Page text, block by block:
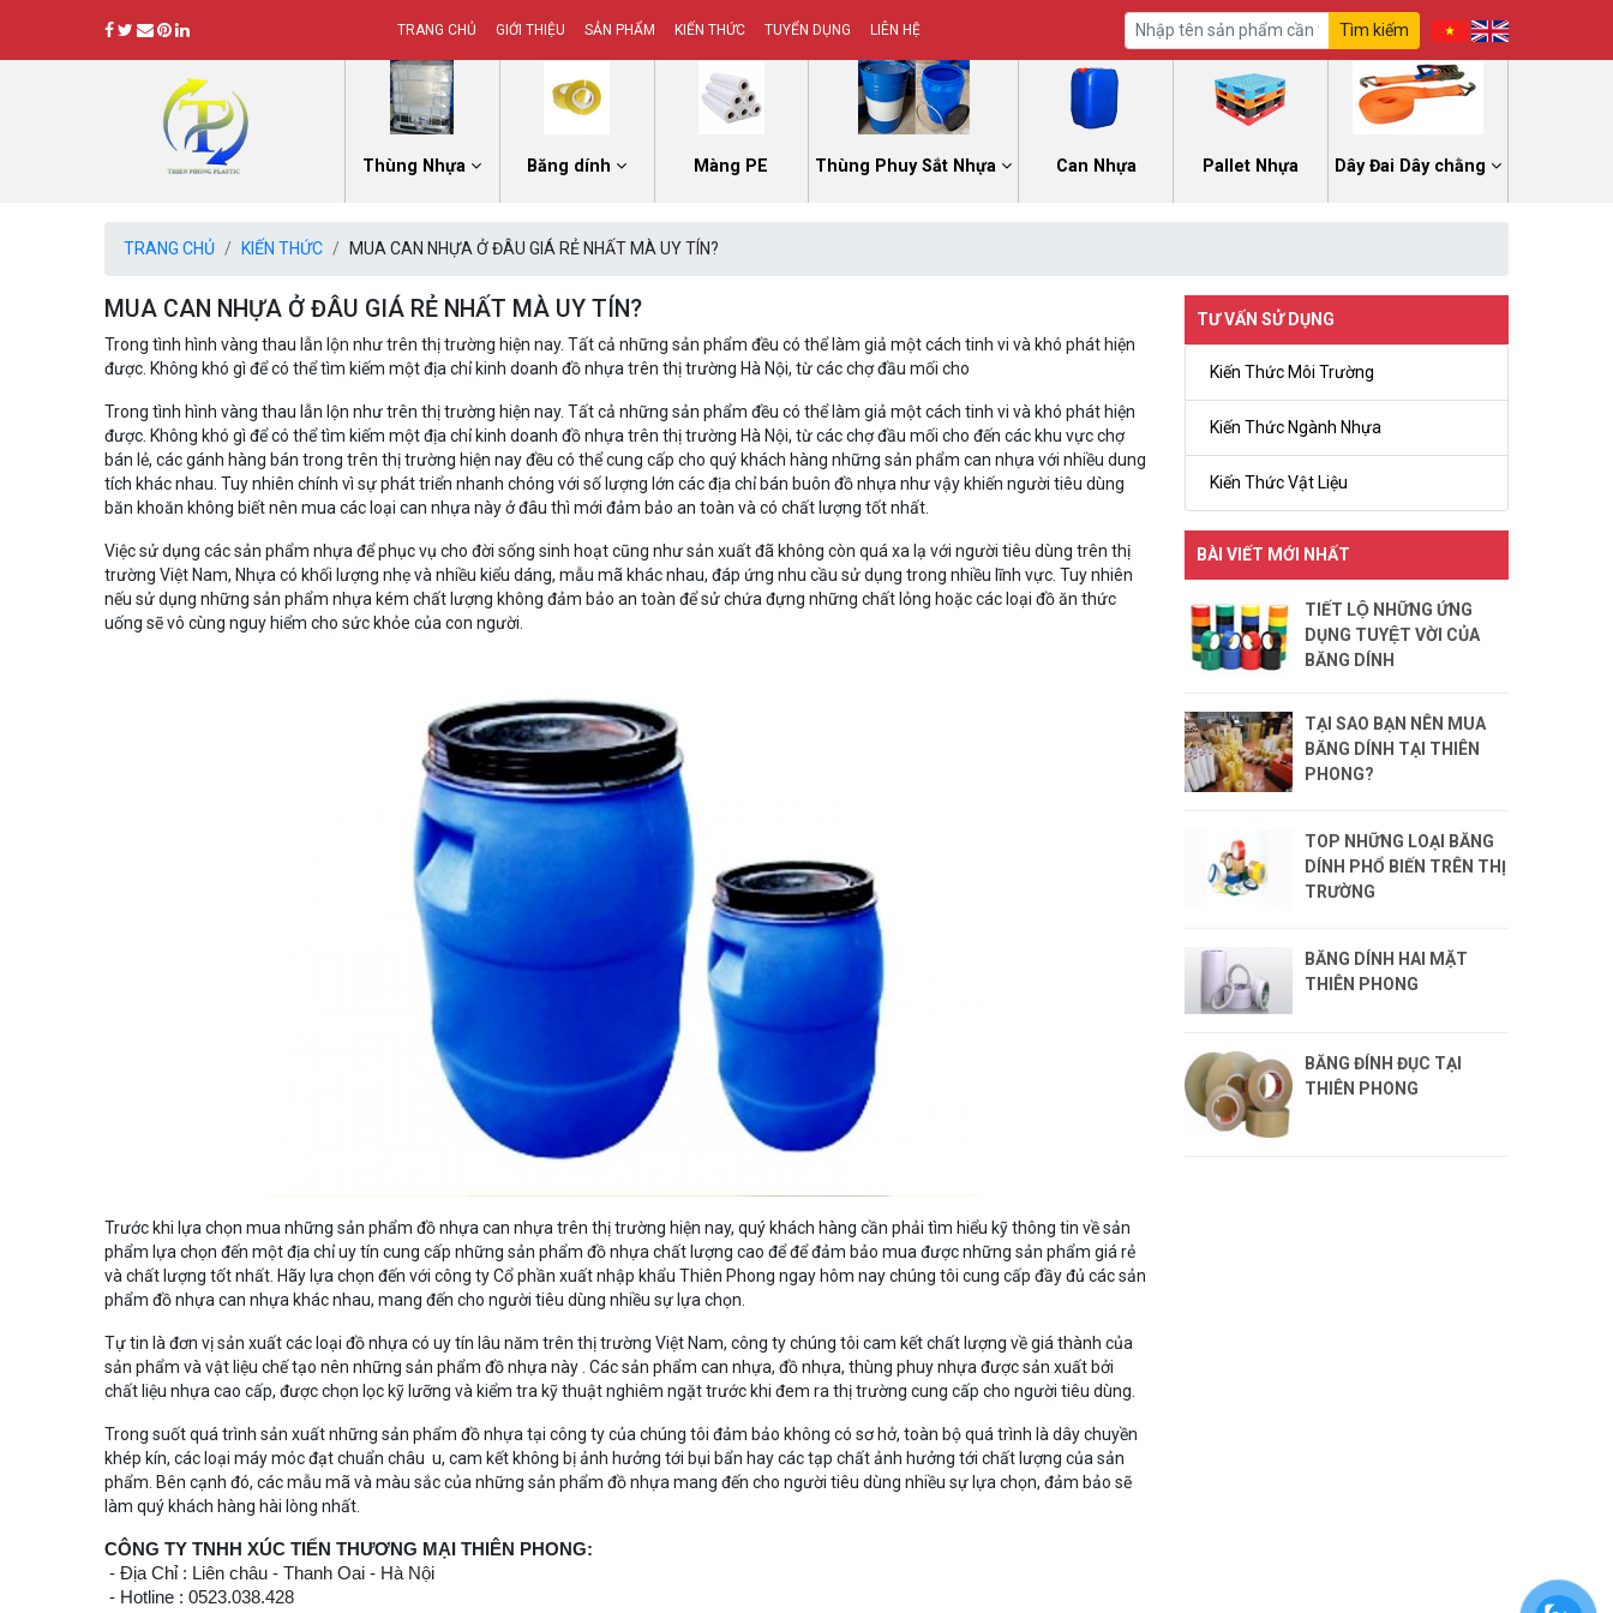
TRANG CHỦ GIỚI THIỆU SẢN PHẨM KIẾN THỨC TUYỂN DỤNG LIÊN HỆ Tìm kiếm
Thùng Nhựa Băng dính Màng PE Thùng Phuy Sắt Nhựa Can Nhựa Pallet Nhựa Dây Đai Dây chằng
TRANG CHỦ KIẾN THỨC MUA CAN NHỰA Ở ĐÂU GIÁ RẺ NHẤT MÀ UY TÍN?
MUA CAN NHỰA Ở ĐÂU GIÁ RẺ NHẤT MÀ UY TÍN?
Trong tình hình vàng thau lẫn lộn như trên thị trường hiện nay. Tất cả những sản phẩm đều có thể làm giả một cách tinh vi và khó phát hiện
được. Không khó gì để có thể tìm kiếm một địa chỉ kinh doanh đồ nhựa trên thị trường Hà Nội, từ các chợ đầu mối cho
Trong tình hình vàng thau lẫn lộn như trên thị trường hiện nay. Tất cả những sản phẩm đều có thể làm giả một cách tinh vi và khó phát hiện
được. Không khó gì để có thể tìm kiếm một địa chỉ kinh doanh đồ nhựa trên thị trường Hà Nội, từ các chợ đầu mối cho đến các khu vực chợ
bán lẻ, các gánh hàng bán trong trên thị trường hiện nay đều có thể cung cấp cho quý khách hàng những sản phẩm can nhựa với nhiều dung
tích khác nhau. Tuy nhiên chính vì sự phát triển nhanh chóng với số lượng lớn các địa chỉ bán buôn đồ nhựa như vậy khiến người tiêu dùng
băn khoăn không biết nên mua các loại can nhựa này ở đâu thì mới đảm bảo an toàn và có chất lượng tốt nhất.
Việc sử dụng các sản phẩm nhựa để phục vụ cho đời sống sinh hoạt cũng như sản xuất đã không còn quá xa lạ với người tiêu dùng trên thị
trường Việt Nam, Nhựa có khối lượng nhẹ và nhiều kiểu dáng, mẫu mã khác nhau, đáp ứng nhu cầu sử dụng trong nhiều lĩnh vực. Tuy nhiên
nếu sử dụng những sản phẩm nhựa kém chất lượng không đảm bảo an toàn để sử chứa đựng những chất lỏng hoặc các loại đồ ăn thức
uống sẽ vô cùng nguy hiểm cho sức khỏe của con người.
Trước khi lựa chọn mua những sản phẩm đồ nhựa can nhựa trên thị trường hiện nay, quý khách hàng cần phải tìm hiểu kỹ thông tin về sản
phẩm lựa chọn đến một địa chỉ uy tín cung cấp những sản phẩm đồ nhựa chất lượng cao để để đảm bảo mua được những sản phẩm giá rẻ
và chất lượng tốt nhất. Hãy lựa chọn đến với công ty Cổ phần xuất nhập khẩu Thiên Phong ngay hôm nay chúng tôi cung cấp đầy đủ các sản
phẩm đồ nhựa can nhựa khác nhau, mang đến cho người tiêu dùng nhiều sự lựa chọn.
Tự tin là đơn vị sản xuất các loại đồ nhựa có uy tín lâu năm trên thị trường Việt Nam, công ty chúng tôi cam kết chất lượng về giá thành của
sản phẩm và vật liệu chế tạo nên những sản phẩm đồ nhựa này . Các sản phẩm can nhựa, đồ nhựa, thùng phuy nhựa được sản xuất bởi
chất liệu nhựa cao cấp, được chọn lọc kỹ lưỡng và kiểm tra kỹ thuật nghiêm ngặt trước khi đem ra thị trường cung cấp cho người tiêu dùng.
Trong suốt quá trình sản xuất những sản phẩm đồ nhựa tại công ty của chúng tôi đảm bảo không có sơ hở, toàn bộ quá trình là dây chuyền
khép kín, các loại máy móc đạt chuẩn châu u, cam kết không bị ảnh hưởng tới bụi bẩn hay các tạp chất ảnh hưởng tới chất lượng của sản
phẩm. Bên cạnh đó, các mẫu mã và màu sắc của những sản phẩm đồ nhựa mang đến cho người tiêu dùng nhiều sự lựa chọn, đảm bảo sẽ
làm quý khách hàng hài lòng nhất.
CÔNG TY TNHH XÚC TIẾN THƯƠNG MẠI THIÊN PHONG:
- Địa Chỉ : Liên châu - Thanh Oai - Hà Nội
- Hotline : 0523.038.428
TƯ VẤN SỬ DỤNG
Kiến Thức Môi Trường
Kiến Thức Ngành Nhựa
Kiến Thức Vật Liệu
BÀI VIẾT MỚI NHẤT
TIẾT LỘ NHỮNG ỨNG
DỤNG TUYỆT VỜI CỦA
BĂNG DÍNH
TẠI SAO BẠN NÊN MUA
BĂNG DÍNH TẠI THIÊN
PHONG?
TOP NHỮNG LOẠI BĂNG
DÍNH PHỔ BIẾN TRÊN THỊ
TRƯỜNG
BĂNG DÍNH HAI MẶT
THIÊN PHONG
BĂNG ĐÍNH ĐỤC TẠI
THIÊN PHONG